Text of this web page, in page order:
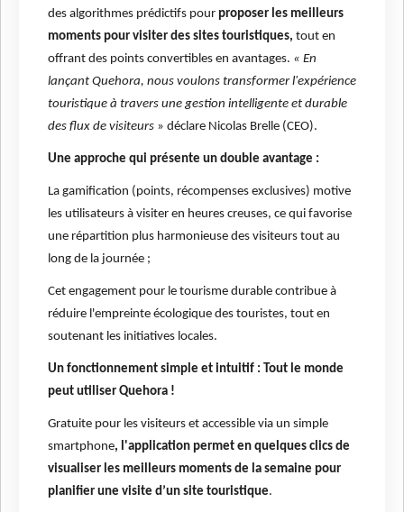
des algorithmes prédictifs pour proposer les meilleurs
moments pour visiter des sites touristiques, tout en
offrant des points convertibles en avantages. « En
lançant Quehora, nous voulons transformer l'expérience
touristique à travers une gestion intelligente et durable
des flux de visiteurs » déclare Nicolas Brelle (CEO).
Une approche qui présente un double avantage :
La gamification (points, récompenses exclusives) motive
les utilisateurs à visiter en heures creuses, ce qui favorise
une répartition plus harmonieuse des visiteurs tout au
long de la journée ;
Cet engagement pour le tourisme durable contribue à
réduire l'empreinte écologique des touristes, tout en
soutenant les initiatives locales.
Un fonctionnement simple et intuitif : Tout le monde
peut utiliser Quehora !
Gratuite pour les visiteurs et accessible via un simple
smartphone, l'application permet en quelques clics de
visualiser les meilleurs moments de la semaine pour
planifier une visite d’un site touristique.